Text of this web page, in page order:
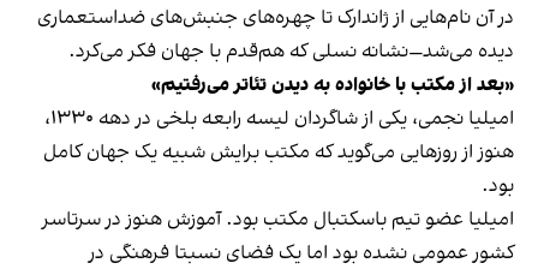
در آن نام‌هایی از ژاندارک تا چهره‌های جنبش‌های ضداستعماری
دیده می‌شد—نشانه نسلی که هم‌‌‌قدم با جهان فکر می‌کرد.
«بعد از مکتب با خانواده به دیدن تئاتر می‌رفتیم»
امیلیا نجمی، یکی از شاگردان لیسه رابعه بلخی در دهه ۱۳۳۰،
هنوز از روزهایی می‌گوید که مکتب برایش شبیه یک جهان کامل
بود.
امیلیا عضو تیم باسکتبال مکتب بود. آموزش هنوز در سرتاسر
کشور عمومی نشده بود اما یک فضای نسبتا فرهنگی در